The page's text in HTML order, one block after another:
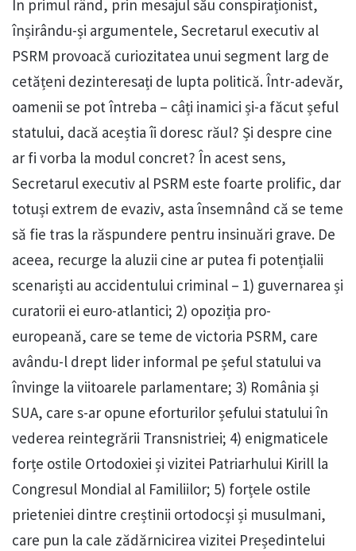
În primul rând, prin mesajul său conspiraționist,
înșirându-și argumentele, Secretarul executiv al
PSRM provoacă curiozitatea unui segment larg de
cetățeni dezinteresați de lupta politică. Într-adevăr,
oamenii se pot întreba – câți inamici și-a făcut șeful
statului, dacă aceștia îi doresc răul? Și despre cine
ar fi vorba la modul concret? În acest sens,
Secretarul executiv al PSRM este foarte prolific, dar
totuși extrem de evaziv, asta însemnând că se teme
să fie tras la răspundere pentru insinuări grave. De
aceea, recurge la aluzii cine ar putea fi potențialii
scenariști au accidentului criminal – 1) guvernarea și
curatorii ei euro-atlantici; 2) opoziția pro-
europeană, care se teme de victoria PSRM, care
avându-l drept lider informal pe șeful statului va
învinge la viitoarele parlamentare; 3) România și
SUA, care s-ar opune eforturilor șefului statului în
vederea reintegrării Transnistriei; 4) enigmaticele
forțe ostile Ortodoxiei și vizitei Patriarhului Kirill la
Congresul Mondial al Familiilor; 5) forțele ostile
prieteniei dintre creștinii ortodocși și musulmani,
care pun la cale zădărnicirea vizitei Președintelui